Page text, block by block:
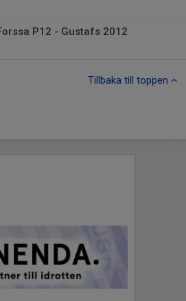
P12 - Gustafs 2012
Tillbaka till toppen